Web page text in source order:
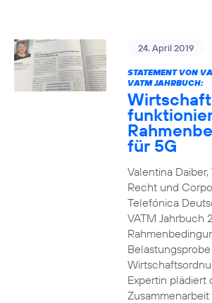
24. April 2019
STATEMENT VON
VATM JAHRBUCH:
für 5G
Valentina
Recht und
Telefónica
VATM Jahrbuch
Expertin plädiert